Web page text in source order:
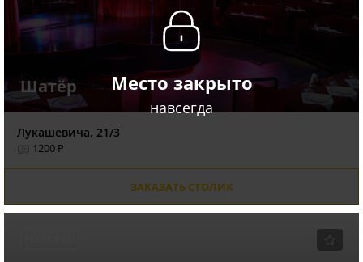
Место закрыто
навсегда
Шатёр
Лукашевича, 21/3
1200 ₽
ЗАКАЗАТЬ СТОЛИК